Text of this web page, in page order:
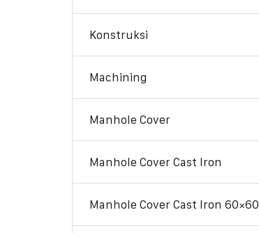
Konstruksi
Machining
Manhole Cover
Manhole Cover Cast Iron
Manhole Cover Cast Iron 60×60